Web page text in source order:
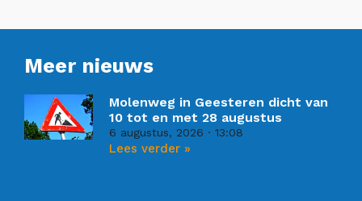
Meer nieuws
Molenweg in Geesteren dicht van
10 tot en met 28 augustus
6 augustus, 2026 13:08
Lees verder »